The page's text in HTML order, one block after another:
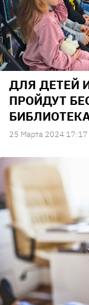
ДЛЯ ДЕТЕЙ
ПРОЙДУТ
25 Марта 2024 17:17